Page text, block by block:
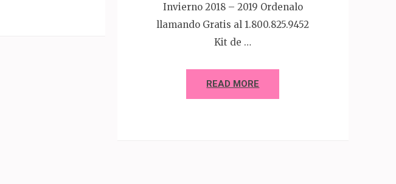
Invierno 2018 – 2019 Ordenalo
llamando Gratis al 1.800.825.9452
Kit de …
READ MORE